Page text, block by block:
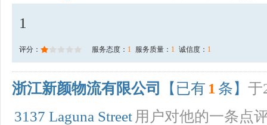
1
评分： 服务态度： 1 服务质量： 1 诚信度： 1
浙江新颜物流有限公司 【已有 1 条】 于
3137 Laguna Street 用户对他的一条点